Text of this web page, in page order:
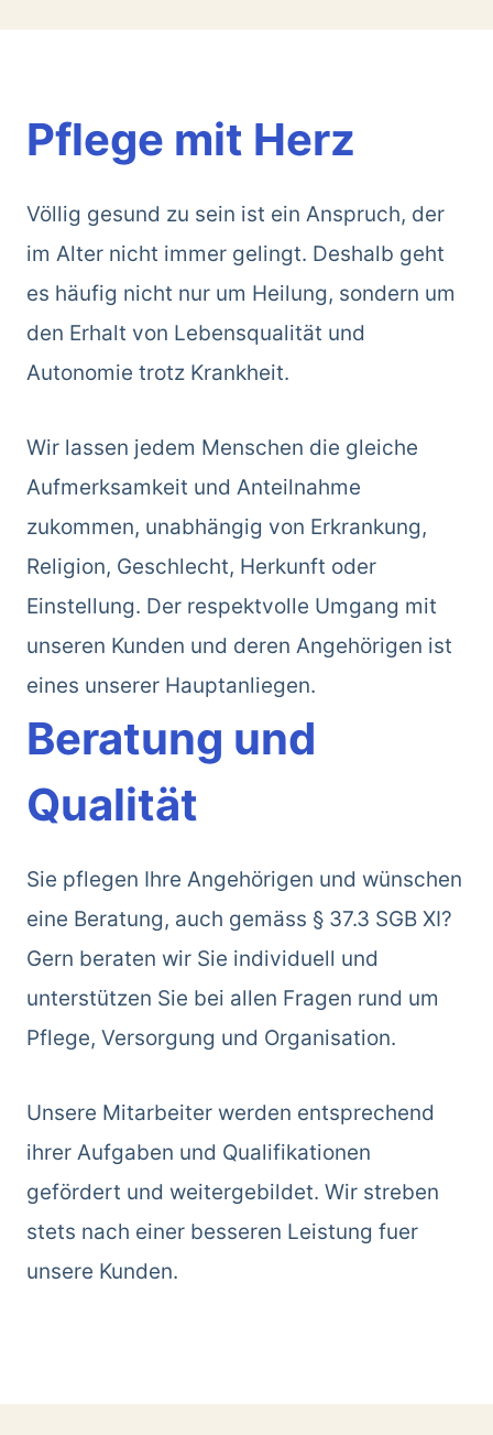
Pflege mit Herz
Völlig gesund zu sein ist ein Anspruch, der
im Alter nicht immer gelingt. Deshalb geht
es häufig nicht nur um Heilung, sondern um
den Erhalt von Lebensqualität und
Autonomie trotz Krankheit.
Wir lassen jedem Menschen die gleiche
Aufmerksamkeit und Anteilnahme
zukommen, unabhängig von Erkrankung,
Religion, Geschlecht, Herkunft oder
Einstellung. Der respektvolle Umgang mit
unseren Kunden und deren Angehörigen ist
eines unserer Hauptanliegen.
Beratung und
Qualität
Sie pflegen Ihre Angehörigen und wünschen
eine Beratung, auch gemäss § 37.3 SGB XI?
Gern beraten wir Sie individuell und
unterstützen Sie bei allen Fragen rund um
Pflege, Versorgung und Organisation.
Unsere Mitarbeiter werden entsprechend
ihrer Aufgaben und Qualifikationen
gefördert und weitergebildet. Wir streben
stets nach einer besseren Leistung fuer
unsere Kunden.